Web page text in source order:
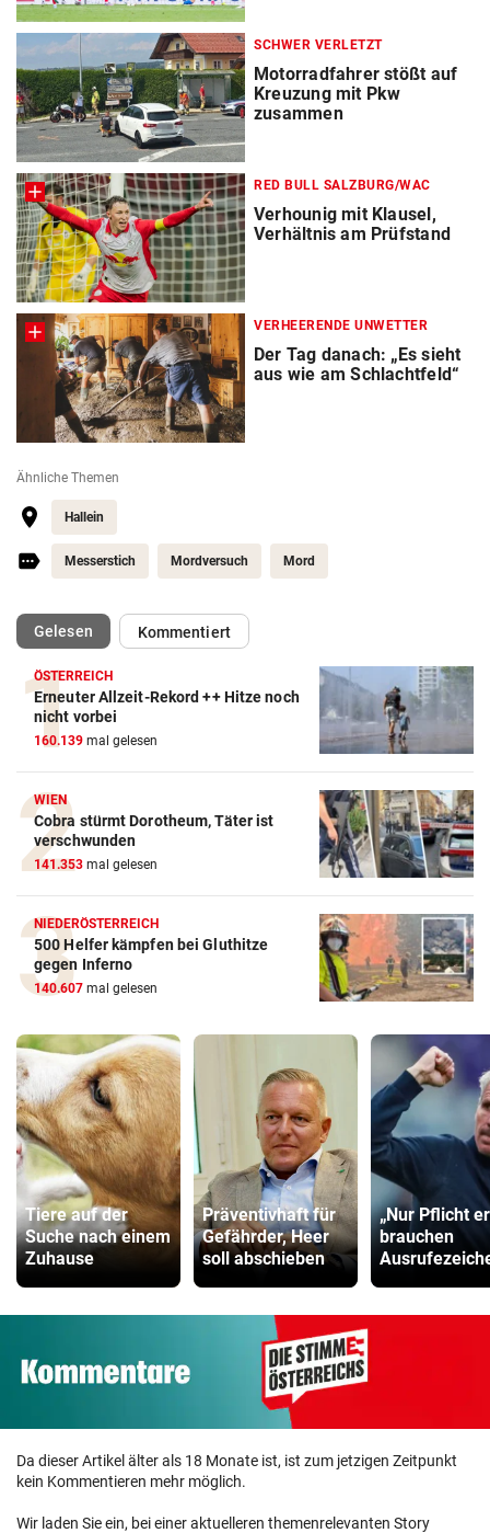
SCHWER VERLETZT
Motorradfahrer stößt auf
Kreuzung mit Pkw
zusammen
RED BULL SALZBURG/WAC
Verhounig mit Klausel,
Verhältnis am Prüfstand
VERHEERENDE UNWETTER
Der Tag danach: „Es sieht
aus wie am Schlachtfeld“
Ähnliche Themen
Hallein
Messerstich Mordversuch Mord
Gelesen(ausgewählt)Kommentiert
ÖSTERREICH
Erneuter Allzeit-Rekord ++ Hitze noch
nicht vorbei
160.139 mal gelesen
WIEN
Cobra stürmt Dorotheum, Täter ist
verschwunden
141.353 mal gelesen
NIEDERÖSTERREICH
500 Helfer kämpfen bei Gluthitze
gegen Inferno
140.607 mal gelesen
Tiere auf der
Suche nach einem
Zuhause
Präventivhaft für
Gefährder, Heer
soll abschieben
„Nur Pflicht
brauchen
Da dieser Artikel älter als 18 Monate ist, ist zum jetzigen Zeitpunkt
kein Kommentieren mehr möglich.
Wir laden Sie ein, bei einer aktuelleren themenrelevanten Story